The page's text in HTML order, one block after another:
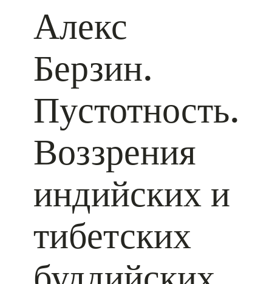
Алекс
Берзин.
Пустотность.
Воззрения
индийских и
тибетских